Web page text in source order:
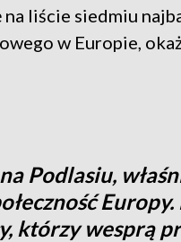
na liście siedmiu
w Europie,
Podlasiu,
Europy.
którzy wesprą